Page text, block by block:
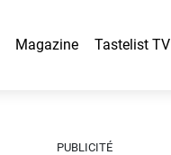
Magazine Tastelist TV
PUBLICITÉ